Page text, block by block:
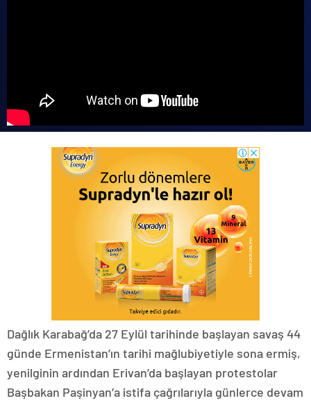
Dağlık Karabağ’da 27 Eylül tarihinde başlayan savaş 44
günde Ermenistan’ın tarihi mağlubiyetiyle sona ermiş,
yenilginin ardından Erivan’da başlayan protestolar
Başbakan Paşinyan’a istifa çağrılarıyla günlerce devam